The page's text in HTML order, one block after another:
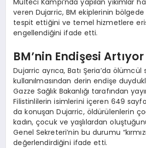
Mülteci Kampı’nda yapılan yıkımlar
veren Dujarric, BM ekiplerinin
tespit ettiğini ve temel hizmetlere
engellendiğini ifade etti.
BM’nin Endişesi Artıyor
Dujarric ayrıca, Batı Şeria’da
kullanılmasından derin endişe
Gazze Sağlık Bakanlığı tarafından
Filistinlilerin isimlerini içeren 649
da konuşan Dujarric, öldürülenlerin
kadın, çocuk ve yaşlılardan
Genel Sekreteri’nin bu durumu
değerlendirdiğini ifade etti.